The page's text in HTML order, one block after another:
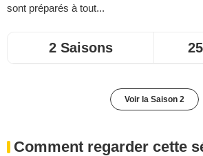
sont préparés à tout...
2 Saisons
Voir la Saison 2
Comment regarder cette